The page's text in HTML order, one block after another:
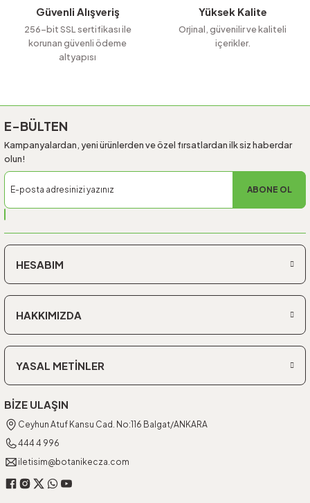
Güvenli Alışveriş
256-bit SSL sertifikası ile
korunan güvenli ödeme
altyapısı
Yüksek Kalite
Orjinal, güvenilir ve kaliteli
içerikler.
E-BÜLTEN
Kampanyalardan, yeni ürünlerden ve özel fırsatlardan ilk siz haberdar
olun!
ABONE OL
HESABIM
HAKKIMIZDA
YASAL METİNLER
BİZE ULAŞIN
Ceyhun Atuf Kansu Cad. No:116 Balgat/ANKARA
444 4 996
iletisim@botanikecza.com